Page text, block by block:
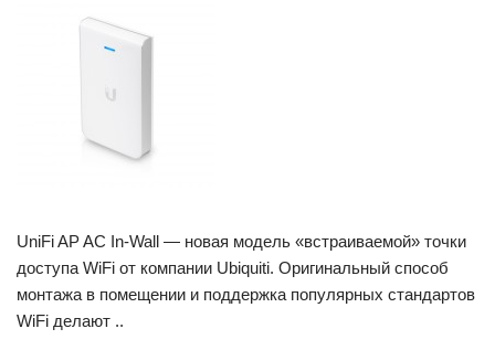
UniFi AP AC In-Wall — новая модель «встраиваемой» точки
доступа WiFi от компании Ubiquiti. Оригинальный способ
монтажа в помещении и поддержка популярных стандартов
WiFi делают ..